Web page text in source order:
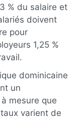
% du salaire et
doivent
pour
1,25 %
dominicaine
un
mesure que
varient de